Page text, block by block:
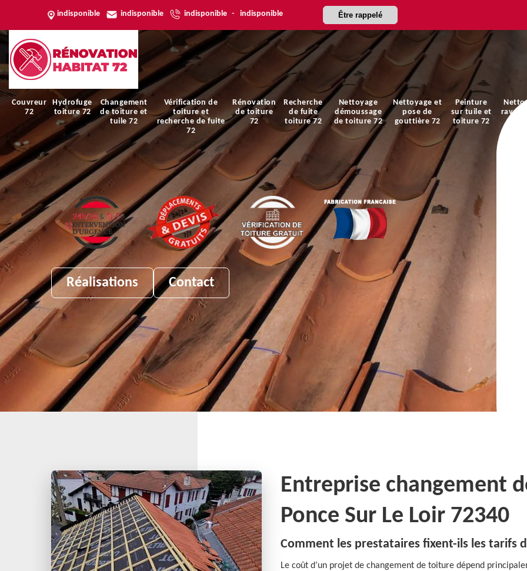
indisponible indisponible indisponible - indisponible Être rappelé
Couvreur
72
Hydrofuge
toiture 72
Changement
de toiture et
tuile 72
Vérification de
toiture et
recherche de fuite
72
Rénovation
de toiture
72
Recherche
de fuite
toiture 72
Nettoyage
démoussage
de toiture 72
Nettoyage et
pose de
gouttière 72
Peinture
sur tuile et
toiture 72
Réalisations Contact
Entreprise changement
Ponce Sur Le Loir 72340
Comment les prestataires fixent-ils les tarifs
Le coût d’un projet de changement de toiture dépend